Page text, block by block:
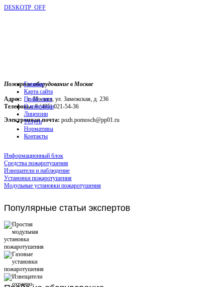
DESKOTP_OFF
Пожарное оборудование в Москве
Адрес: г. Москва, ул. Замежская, д. 236
Телефоны:8 (495) 021-54-36
Электронная почта: pozh.pomosch@pp01.ru
Главная
Карта сайта
Прайс-лист
О компании
Лицензии
Услуги
Нормативы
Контакты
Информационный блок
Средства пожаротушения
Извещатели и наблюдение
Установки пожаротушения
Модульные установки пожаротушения
Популярные статьи экспертов